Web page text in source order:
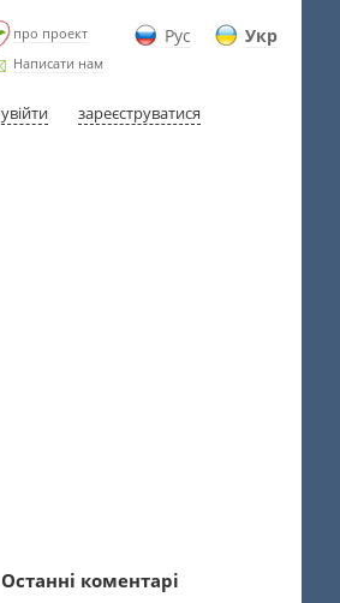
Рус Укр
про проект
Написати нам
увійти зареєструватися
Останні коментарі